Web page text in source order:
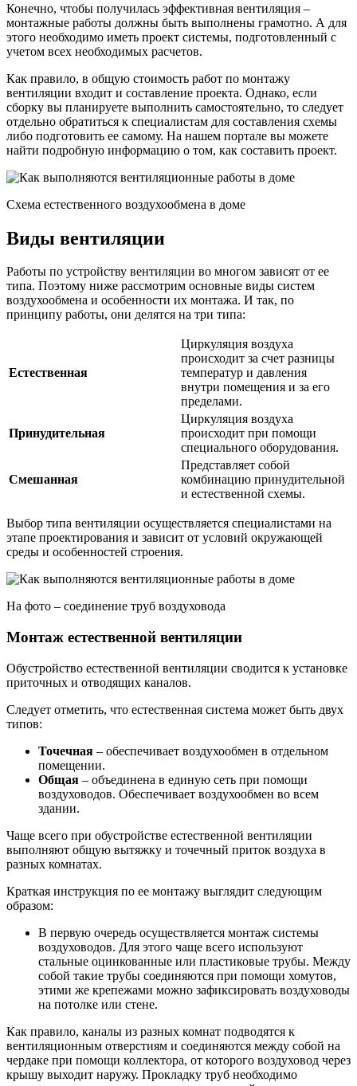
Конечно, чтобы получилась эффективная вентиляция –
монтажные работы должны быть выполнены грамотно. А для
этого необходимо иметь проект системы, подготовленный с
учетом всех необходимых расчетов.
Как правило, в общую стоимость работ по монтажу
вентиляции входит и составление проекта. Однако, если
сборку вы планируете выполнить самостоятельно, то следует
отдельно обратиться к специалистам для составления схемы
либо подготовить ее самому. На нашем портале вы можете
найти подробную информацию о том, как составить проект.
Схема естественного воздухообмена в доме
Виды вентиляции
Работы по устройству вентиляции во многом зависят от ее
типа. Поэтому ниже рассмотрим основные виды систем
воздухообмена и особенности их монтажа. И так, по
принципу работы, они делятся на три типа:
Естественная
Циркуляция воздуха
происходит за счет разницы
температур и давления
внутри помещения и за его
пределами.
Принудительная
Циркуляция воздуха
происходит при помощи
специального оборудования.
Смешанная
Представляет собой
комбинацию принудительной
и естественной схемы.
Выбор типа вентиляции осуществляется специалистами на
этапе проектирования и зависит от условий окружающей
среды и особенностей строения.
На фото – соединение труб воздуховода
Монтаж естественной вентиляции
Обустройство естественной вентиляции сводится к установке
приточных и отводящих каналов.
Следует отметить, что естественная система может быть двух
типов:
Точечная – обеспечивает воздухообмен в отдельном
помещении.
Общая – объединена в единую сеть при помощи
воздуховодов. Обеспечивает воздухообмен во всем
здании.
Чаще всего при обустройстве естественной вентиляции
выполняют общую вытяжку и точечный приток воздуха в
разных комнатах.
Краткая инструкция по ее монтажу выглядит следующим
образом:
В первую очередь осуществляется монтаж системы
воздуховодов. Для этого чаще всего используют
стальные оцинкованные или пластиковые трубы. Между
собой такие трубы соединяются при помощи хомутов,
этими же крепежами можно зафиксировать воздуховоды
на потолке или стене.
Как правило, каналы из разных комнат подводятся к
вентиляционным отверстиям и соединяются между собой на
чердаке при помощи коллектора, от которого воздуховод через
крышу выходит наружу. Прокладку труб необходимо